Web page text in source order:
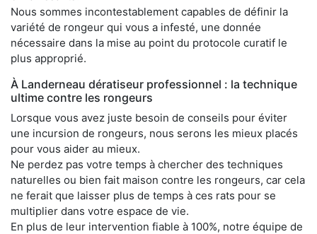
Nous sommes incontestablement capables de définir la
variété de rongeur qui vous a infesté, une donnée
nécessaire dans la mise au point du protocole curatif le
plus approprié.
À Landerneau dératiseur professionnel : la technique
ultime contre les rongeurs
Lorsque vous avez juste besoin de conseils pour éviter
une incursion de rongeurs, nous serons les mieux placés
pour vous aider au mieux.
Ne perdez pas votre temps à chercher des techniques
naturelles ou bien fait maison contre les rongeurs, car cela
ne ferait que laisser plus de temps à ces rats pour se
multiplier dans votre espace de vie.
En plus de leur intervention fiable à 100%, notre équipe de